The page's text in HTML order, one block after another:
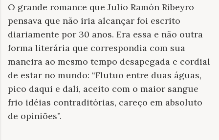
O grande romance que Julio Ramón Ribeyro
pensava que não iria alcançar foi escrito
diariamente por 30 anos. Era essa e não outra
forma literária que correspondia com sua
maneira ao mesmo tempo desapegada e cordial
de estar no mundo: “Flutuo entre duas águas,
pico daqui e dali, aceito com o maior sangue
frio idéias contraditórias, careço em absoluto
de opiniões”.